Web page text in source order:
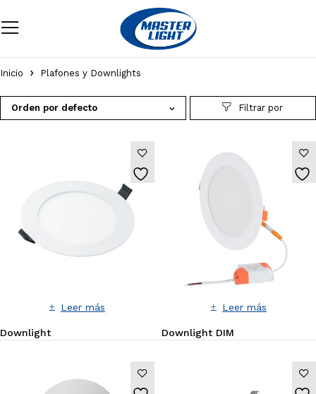
Inicio Plafones y Downlights
Orden por defecto
Leer más
Downlight
Leer más
Downlight DIM